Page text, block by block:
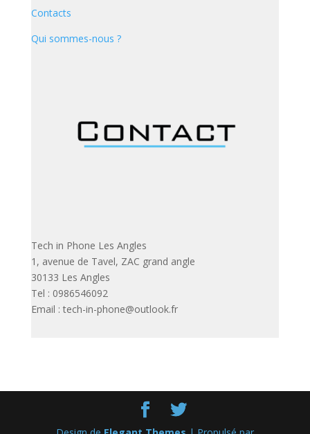
Contacts
Qui sommes-nous ?
Tech in Phone Les Angles
1, avenue de Tavel, ZAC grand angle
30133 Les Angles
Tel : 0986546092
Email : tech-in-phone@outlook.fr